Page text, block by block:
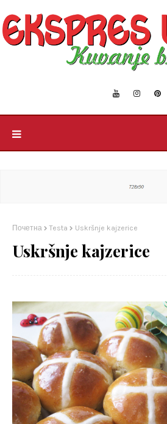
Почетна Testa Uskršnje kajzerice
Uskršnje kajzerice